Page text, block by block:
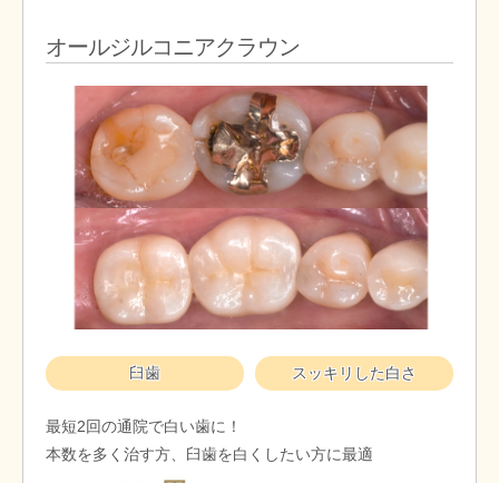
オールジルコニアクラウン
臼歯 スッキリした白さ
最短2回の通院で白い歯に！
本数を多く治す方、臼歯を白くしたい方に最適